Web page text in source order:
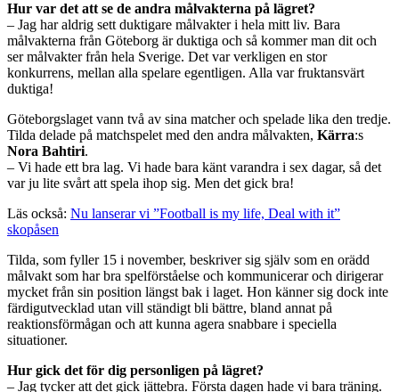
Hur var det att se de andra målvakterna på lägret?
– Jag har aldrig sett duktigare målvakter i hela mitt liv. Bara
målvakterna från Göteborg är duktiga och så kommer man dit och
ser målvakter från hela Sverige. Det var verkligen en stor
konkurrens, mellan alla spelare egentligen. Alla var fruktansvärt
duktiga!
Göteborgslaget vann två av sina matcher och spelade lika den tredje.
Tilda delade på matchspelet med den andra målvakten, Kärra:s
Nora Bahtiri.
– Vi hade ett bra lag. Vi hade bara känt varandra i sex dagar, så det
var ju lite svårt att spela ihop sig. Men det gick bra!
Läs också: Nu lanserar vi ”Football is my life, Deal with it”
skopåsen
Tilda, som fyller 15 i november, beskriver sig själv som en orädd
målvakt som har bra spelförståelse och kommunicerar och dirigerar
mycket från sin position längst bak i laget. Hon känner sig dock inte
färdigutvecklad utan vill ständigt bli bättre, bland annat på
reaktionsförmågan och att kunna agera snabbare i speciella
situationer.
Hur gick det för dig personligen på lägret?
– Jag tycker att det gick jättebra. Första dagen hade vi bara träning.